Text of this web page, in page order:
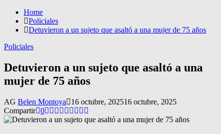
Home
Policiales
Detuvieron a un sujeto que asaltó a una mujer de 75 años
Policiales
Detuvieron a un sujeto que asaltó a una
mujer de 75 años
AG Belen Montoya 16 octubre, 202516 octubre, 2025
Compartir 0